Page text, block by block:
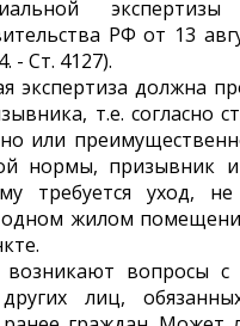
экспертизы
РФ от 13
- Ст. 4127).
должна
т.е. согласно
или
нормы, призывник
требуется уход, не
жилом
вопросы с
других лиц,